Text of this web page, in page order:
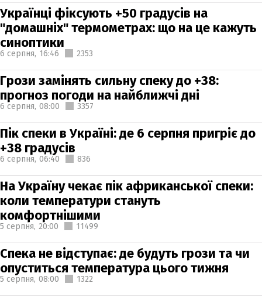
Українці фіксують +50 градусів на
"домашніх" термометрах: що на це кажуть
синоптики
6 серпня, 16:46 2353
Грози замінять сильну спеку до +38:
прогноз погоди на найближчі дні
6 серпня, 08:00 3357
Пік спеки в Україні: де 6 серпня пригріє до
+38 градусів
6 серпня, 06:40 836
На Україну чекає пік африканської спеки:
коли температури стануть
комфортнішими
5 серпня, 20:00 11499
Спека не відступає: де будуть грози та чи
опуститься температура цього тижня
5 серпня, 08:00 1322